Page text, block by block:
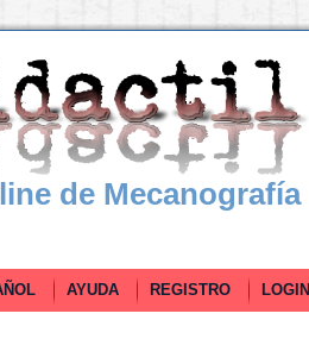
de Mecanografía
AYUDA REGISTRO LOGIN